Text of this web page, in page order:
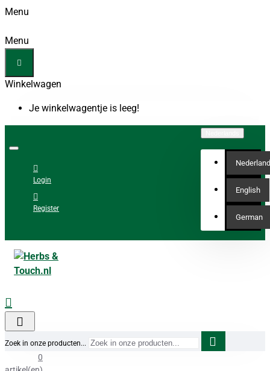
Menu
Menu
Winkelwagen
Je winkelwagentje is leeg!
Login
Register
English
German
Zoek in onze producten...
0